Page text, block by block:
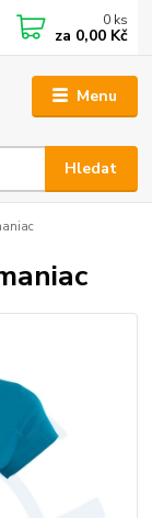
Menu
Hledat
0 ks
za 0,00 Kč